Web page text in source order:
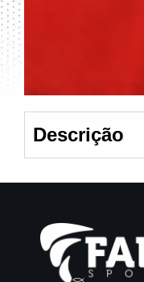
Descrição